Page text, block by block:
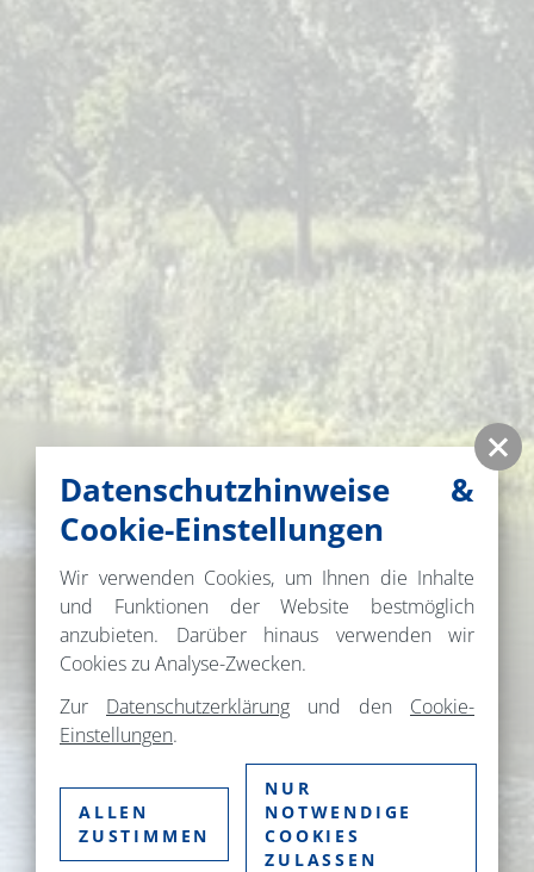
Datenschutzhinweise &
Cookie-Einstellungen
Wir verwenden Cookies, um Ihnen die Inhalte
und Funktionen der Website bestmöglich
anzubieten. Darüber hinaus verwenden wir
Cookies zu Analyse-Zwecken.
Zur Datenschutzerklärung und den Cookie-
Einstellungen.
ALLEN
ZUSTIMMEN
NUR
NOTWENDIGE
COOKIES
ZULASSEN